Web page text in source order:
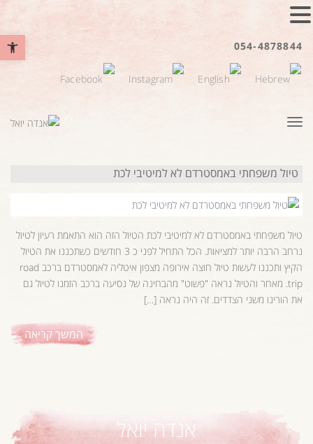
פתח סרגל 054-4878844
תפריט
טיול משפחתי באמסטרדם לא למיטיבי לכת
טיול משפחתי באמסטרדם לא למיטיבי לכת הטיול הזה הוא התאמת רעיון לטיול
נרחב הרבה יותר למציאות. הכל התחיל לפני כ 3 חודשים כשתכננו את הטיול
הקיץ ותכננו לעשות טיול חוצה אירופה מצפון איטליה לאמסטרדם ברכב road
trip. מאחר והטיול נראה "פשוט" מהבחינה של נסיעה ברכב הזמנו לטיול גם
את הורינו משני הצדדים. זה היה נראה […]
המשך קריאה
אנדה יואל